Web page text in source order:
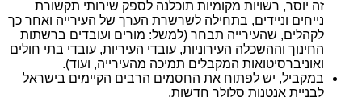
זה יוסר, רשויות מקומיות תוכלנה לספק שירותי תקשורת
נייחים וניידים, בתחילה לשרשרת הערך של העירייה ואחר כך
לקהלים, שהעירייה תבחר (למשל: מורים ועובדים ברשתות
החינוך וההשכלה העירוניות, עובדי העיריות, עובדי בתי חולים
ואוניברסיטואות המקבלים תמיכה מהעירייה, ועוד).
במקביל, יש לפתוח את החסמים הרבים הקיימים בישראל
לבניית אנטנות סלולר חדשות.